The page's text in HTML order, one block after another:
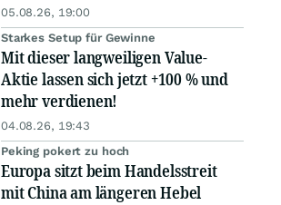
05.08.26, 19:00
Starkes Setup für Gewinne
Mit dieser langweiligen Value-
Aktie lassen sich jetzt +100 % und
mehr verdienen!
04.08.26, 19:43
Peking pokert zu hoch
Europa sitzt beim Handelsstreit
mit China am längeren Hebel